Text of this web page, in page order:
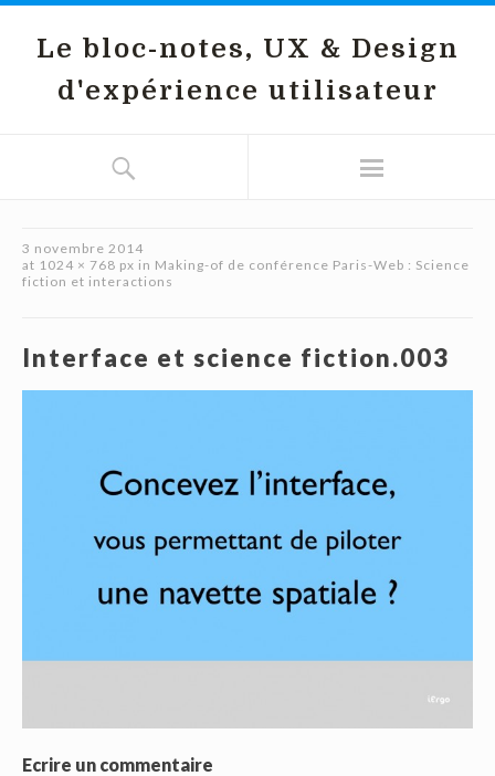
Le bloc-notes, UX & Design
d'expérience utilisateur
3 novembre 2014
at 1024 × 768 px in Making-of de conférence Paris-Web : Science
fiction et interactions
Interface et science fiction.003
Ecrire un commentaire